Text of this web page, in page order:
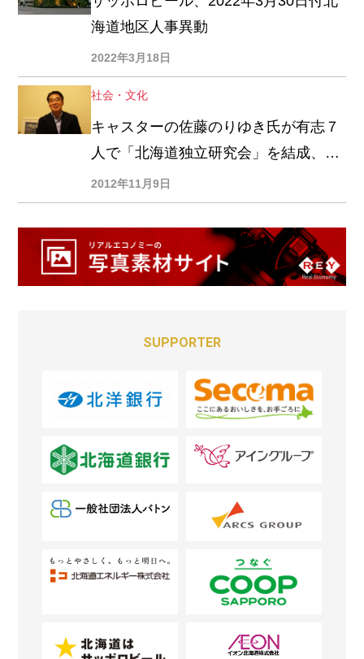
海道地区人事異動
2022年3月18日
社会・文化
キャスターの佐藤のりゆき氏が有志７
人で「北海道独立研究会」を結成、
「可もなく不可もない北海道に独立の
気概を醸成したい」
2012年11月9日
SUPPORTER